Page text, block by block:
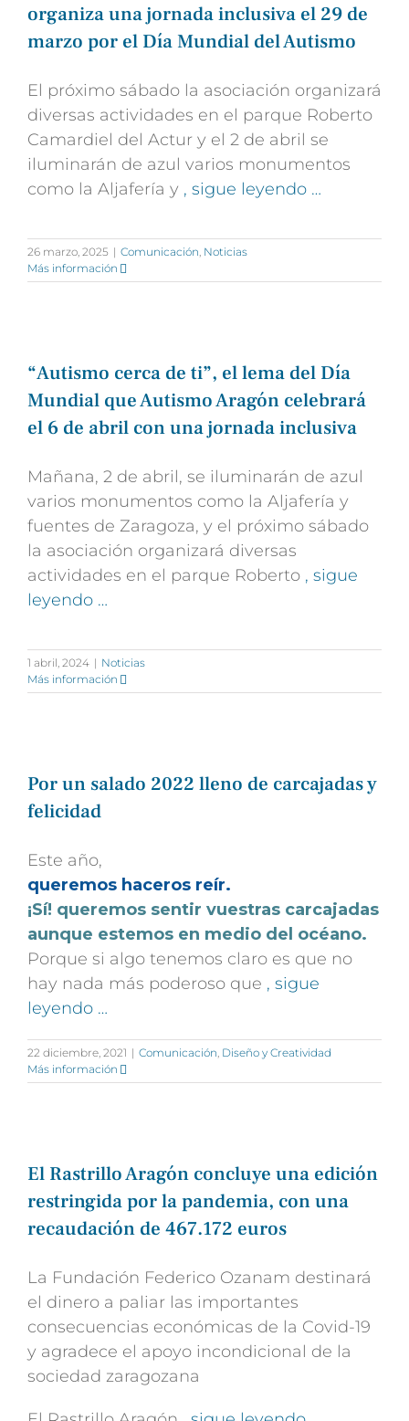
organiza una jornada inclusiva el 29 de
marzo por el Día Mundial del Autismo
El próximo sábado la asociación organizará
diversas actividades en el parque Roberto
Camardiel del Actur y el 2 de abril se
iluminarán de azul varios monumentos
como la Aljafería y , sigue leyendo …
26 marzo, 2025 | Comunicación, Noticias
Más información
“Autismo cerca de ti”, el lema del Día
Mundial que Autismo Aragón celebrará
el 6 de abril con una jornada inclusiva
Mañana, 2 de abril, se iluminarán de azul
varios monumentos como la Aljafería y
fuentes de Zaragoza, y el próximo sábado
la asociación organizará diversas
actividades en el parque Roberto , sigue
leyendo …
1 abril, 2024 | Noticias
Más información
Por un salado 2022 lleno de carcajadas y
felicidad
Este año,
queremos haceros reír.
¡Sí! queremos sentir vuestras carcajadas
aunque estemos en medio del océano.
Porque si algo tenemos claro es que no
hay nada más poderoso que , sigue
leyendo …
22 diciembre, 2021 | Comunicación, Diseño y Creatividad
Más información
El Rastrillo Aragón concluye una edición
restringida por la pandemia, con una
recaudación de 467.172 euros
La Fundación Federico Ozanam destinará
el dinero a paliar las importantes
consecuencias económicas de la Covid-19
y agradece el apoyo incondicional de la
sociedad zaragozana